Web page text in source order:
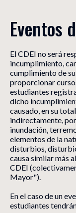
Eventos
El CDEI no será
incumplimiento,
cumplimiento de
proporcionar
estudiantes
dicho
causado, en su
indirectamente,
inundación,
elementos de la
disturbios,
causa similar más
CDEI
Mayor").
En el caso de un
estudiantes